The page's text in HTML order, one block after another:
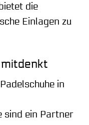
die
Einlagen zu
mitdenkt
in
sind ein Partner